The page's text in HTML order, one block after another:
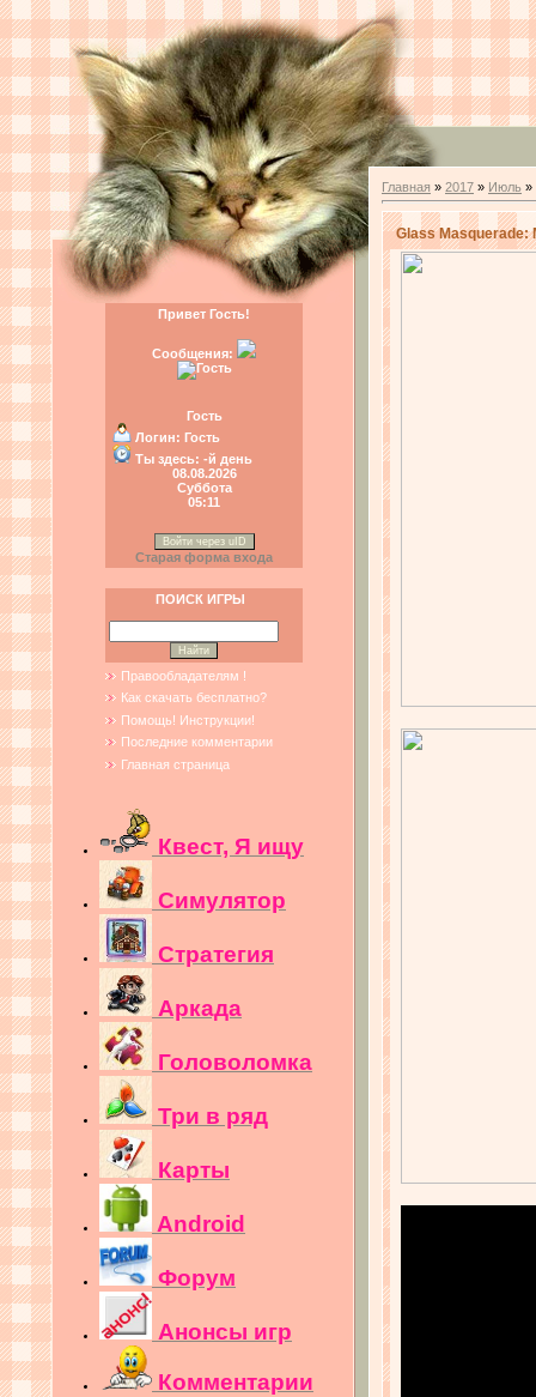
Привет Гость!
Сообщения:
Гость
Логин: Гость
Ты здесь: -й день
08.08.2026
Суббота
05:11
Войти через uID
Старая форма входа
ПОИСК ИГРЫ
Правообладателям !
Как скачать бесплатно?
Помощь! Инструкции!
Последние комментарии
Главная страница
Квест, Я ищу
Симулятор
Стратегия
Аркада
Головоломка
Три в ряд
Карты
Android
Форум
Анонсы игр
Комментарии
Главная » 2017 » Июль »
Glass